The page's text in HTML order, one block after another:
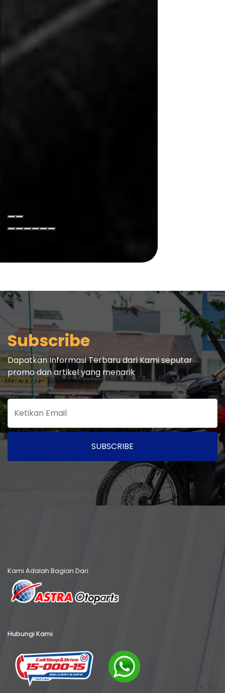
Subscribe
Dapatkan Informasi Terbaru dari Kami seputar
promo dan artikel yang menarik
SUBSCRIBE
Kami Adalah Bagian Dari
Hubungi Kami